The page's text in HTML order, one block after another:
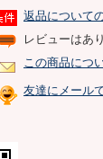
返品について
レビューはあ
この商品につ
友達にメール